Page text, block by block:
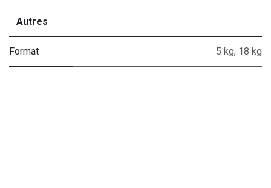
Autres
Format 5 kg, 18 kg